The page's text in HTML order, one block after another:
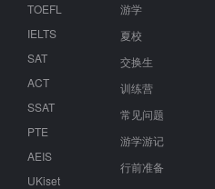
TOEFL
IELTS
SAT
ACT
SSAT
PTE
AEIS
UKiset
游学
夏校
交换生
训练营
常见问题
游学游记
行前准备